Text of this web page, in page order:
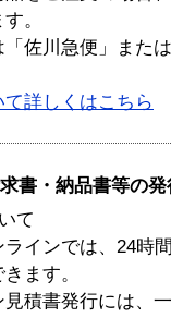
。
佐川急便」また
詳しくはこちら
書・納品書等の
て
インでは、24時
ます。
積書発行には、